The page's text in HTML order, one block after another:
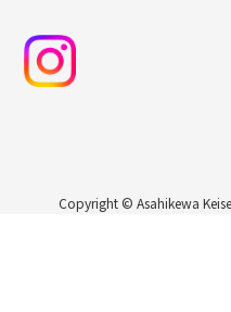
Copyright © Asahikewa